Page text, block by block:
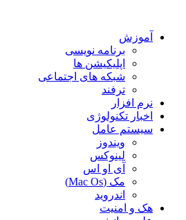
آموزش
برنامه نویسی
اپلیکیشن ها
شبکه های اجتماعی
ترفند
نرم افزار
اخبار تکنولوژی
سیستم عامل
ویندوز
لینوکس
آی او اس
مک (Mac Os)
اندروید
هک و امنیت